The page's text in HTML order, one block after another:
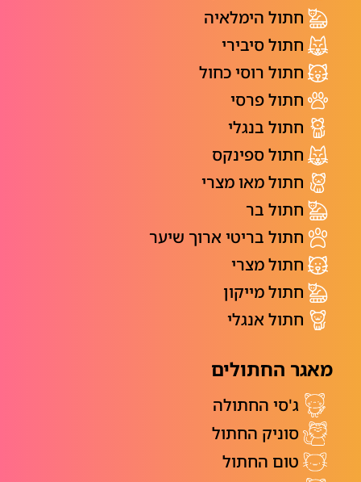
חתול הימלאיה
חתול סיבירי
חתול רוסי כחול
חתול פרסי
חתול בנגלי
חתול ספינקס
חתול מאו מצרי
חתול בר
חתול בריטי ארוך שיער
חתול מצרי
חתול מייקון
חתול אנגלי
מאגר החתולים
ג'סי החתולה
סוניק החתול
טום החתול